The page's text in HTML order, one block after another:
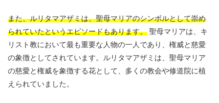
また、ルリタマアザミは、聖母マリアのシンボルとして崇め
られていたというエピソードもあります。 聖母マリアは、キ
リスト教において最も重要な人物の一人であり、権威と慈愛
の象徴としてされています。ルリタマアザミは、聖母マリア
の慈愛と権威を象徴する花として、多くの教会や修道院に植
えられていました。